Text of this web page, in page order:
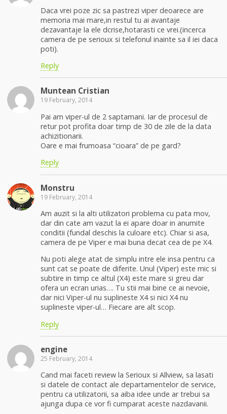
Daca vrei poze zic sa pastrezi viper deoarece are
memoria mai mare,in restul tu ai avantaje
dezavantaje la ele dcrise,hotarasti ce vrei.(incerca
camera de pe serioux si telefonul inainte sa il iei daca
poti).
Reply
Muntean Cristian
19 February, 2014
Pai am viper-ul de 2 saptamani. Iar de procesul de
retur pot profita doar timp de 30 de zile de la data
achizitionarii.
Oare e mai frumoasa “cioara” de pe gard?
Reply
Monstru
19 February, 2014
Am auzit si la alti utilizatori problema cu pata mov,
dar din cate am vazut la ei apare doar in anumite
conditii (fundal deschis la culoare etc). Chiar si asa,
camera de pe Viper e mai buna decat cea de pe X4.
Nu poti alege atat de simplu intre ele insa pentru ca
sunt cat se poate de diferite. Unul (Viper) este mic si
subtire in timp ce altul (X4) este mare si greu dar
ofera un ecran urias…. Tu stii mai bine ce ai nevoie,
dar nici Viper-ul nu suplineste X4 si nici X4 nu
suplineste viper-ul… Fiecare are alt scop.
Reply
engine
25 February, 2014
Cand mai faceti review la Serioux si Allview, sa lasati
si datele de contact ale departamentelor de service,
pentru ca utilizatorii, sa aiba idee unde ar trebui sa
ajunga dupa ce vor fi cumparat aceste nazdavanii.